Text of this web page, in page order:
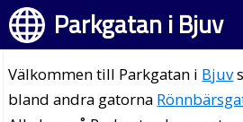
Parkgatan i Bjuv
Välkommen till Parkgatan i Bjuv
bland andra gatorna